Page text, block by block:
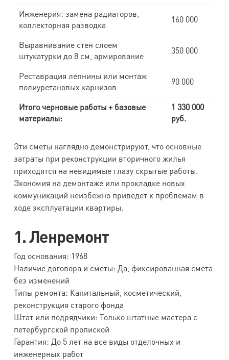
Инженерия: замена радиаторов,
коллекторная разводка
160 000
Выравнивание стен слоем
штукатурки до 8 см, армирование
350 000
Реставрация лепнины или монтаж
полиуретановых карнизов
90 000
Итого черновые работы + базовые
материалы:
1 330 000
руб.
Эти сметы наглядно демонстрируют, что основные
затраты при реконструкции вторичного жилья
приходятся на невидимые глазу скрытые работы.
Экономия на демонтаже или прокладке новых
коммуникаций неизбежно приведет к проблемам в
ходе эксплуатации квартиры.
1. Ленремонт
Год основания: 1968
Наличие договора и сметы: Да, фиксированная смета
без изменений
Типы ремонта: Капитальный, косметический,
реконструкция старого фонда
Штат или подрядчики: Только штатные мастера с
петербургской пропиской
Гарантия: До 5 лет на все виды отделочных и
инженерных работ